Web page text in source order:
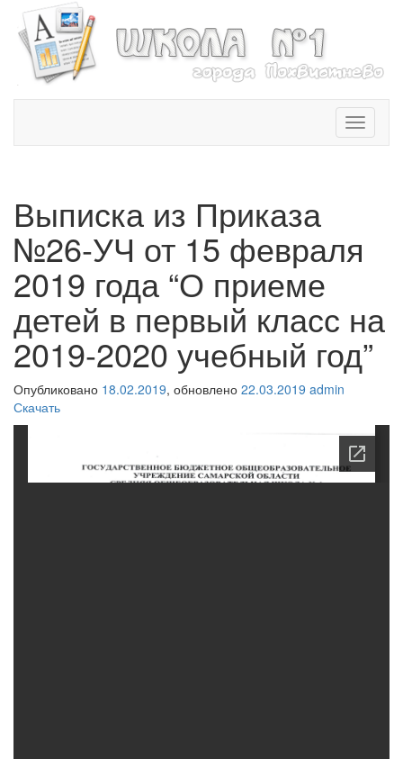
T
o
a
a
i
o
Выписка из Приказа
№26-УЧ от 15 февраля
2019 года “О приеме
детей в первый класс на
2019-2020 учебный год”
Опубликовано 18.02.2019, обновлено 22.03.2019 admin
Скачать